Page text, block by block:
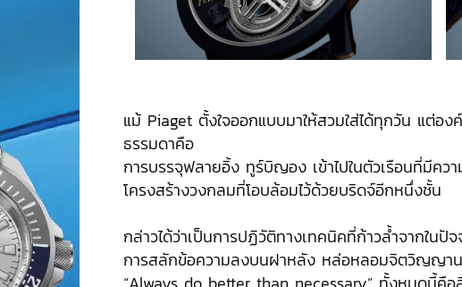
แม้ Piaget ตั้งใจออกแบบมาให้สวมใส่ได้ทุกวัน แต่อง
ธรรมดาคือ
การบรรจุฟลายอิ้ง ทูร์บิญอง เข้าไปในตัวเรือนที่มีคว
โครงสร้างวงกลมที่โอบล้อมไว้ด้วยบริดจ์อีกหนึ่งชั้น
กล่าวได้ว่าเป็นการปฏิวัติทางเทคนิคที่ก้าวล้ำจากในปั
การสลักข้อความลงบนฝาหลัง หล่อหลอมจิตวิญญา